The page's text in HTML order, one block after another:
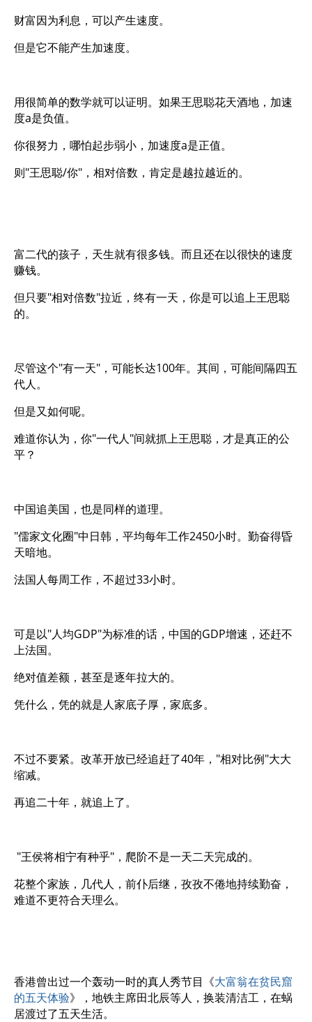
财富因为利息，可以产生速度。
但是它不能产生加速度。
用很简单的数学就可以证明。如果王思聪花天酒地，加速
度a是负值。
你很努力，哪怕起步弱小，加速度a是正值。
则"王思聪/你"，相对倍数，肯定是越拉越近的。
富二代的孩子，天生就有很多钱。而且还在以很快的速度
赚钱。
但只要"相对倍数"拉近，终有一天，你是可以追上王思聪
的。
尽管这个"有一天"，可能长达100年。其间，可能间隔四五
代人。
但是又如何呢。
难道你认为，你"一代人"间就抓上王思聪，才是真正的公
平？
中国追美国，也是同样的道理。
"儒家文化圈"中日韩，平均每年工作2450小时。勤奋得昏
天暗地。
法国人每周工作，不超过33小时。
可是以"人均GDP"为标准的话，中国的GDP增速，还赶不
上法国。
绝对值差额，甚至是逐年拉大的。
凭什么，凭的就是人家底子厚，家底多。
不过不要紧。改革开放已经追赶了40年，"相对比例"大大
缩减。
再追二十年，就追上了。
"王侯将相宁有种乎"，爬阶不是一天二天完成的。
花整个家族，几代人，前仆后继，孜孜不倦地持续勤奋，
难道不更符合天理么。
香港曾出过一个轰动一时的真人秀节目《大富翁在贫民窟
的五天体验》，地铁主席田北辰等人，换装清洁工，在蜗
居渡过了五天生活。